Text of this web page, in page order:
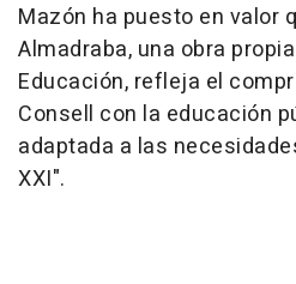
Mazón ha puesto en valor
Almadraba, una obra
Educación, refleja el
Consell con la educación
adaptada a las
XXI".